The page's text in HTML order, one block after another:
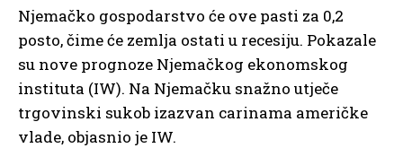
Njemačko gospodarstvo će ove pasti za 0,2
posto, čime će zemlja ostati u recesiju. Pokazale
su nove prognoze Njemačkog ekonomskog
instituta (IW). Na Njemačku snažno utječe
trgovinski sukob izazvan carinama američke
vlade, objasnio je IW.